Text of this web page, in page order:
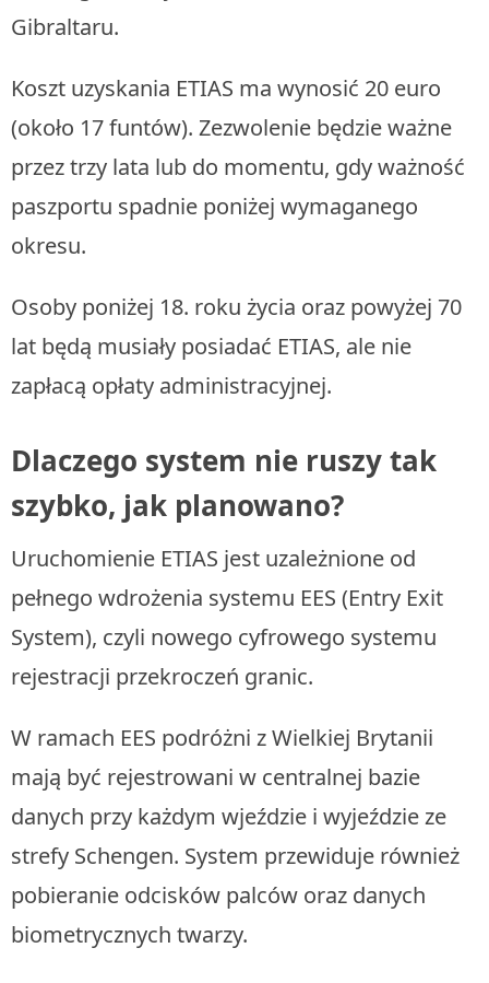
Gibraltaru.
Koszt uzyskania ETIAS ma wynosić 20 euro
(około 17 funtów). Zezwolenie będzie ważne
przez trzy lata lub do momentu, gdy ważność
paszportu spadnie poniżej wymaganego
okresu.
Osoby poniżej 18. roku życia oraz powyżej 70
lat będą musiały posiadać ETIAS, ale nie
zapłacą opłaty administracyjnej.
Dlaczego system nie ruszy tak
szybko, jak planowano?
Uruchomienie ETIAS jest uzależnione od
pełnego wdrożenia systemu EES (Entry Exit
System), czyli nowego cyfrowego systemu
rejestracji przekroczeń granic.
W ramach EES podróżni z Wielkiej Brytanii
mają być rejestrowani w centralnej bazie
danych przy każdym wjeździe i wyjeździe ze
strefy Schengen. System przewiduje również
pobieranie odcisków palców oraz danych
biometrycznych twarzy.